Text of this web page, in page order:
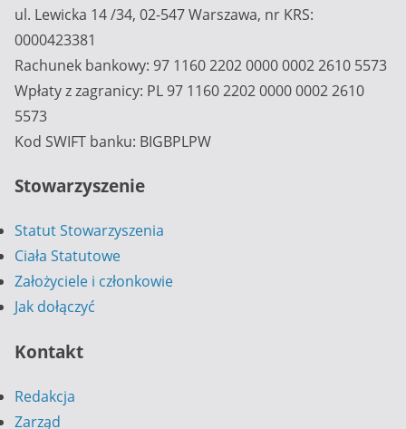
ul. Lewicka 14 /34, 02-547 Warszawa, nr KRS:
0000423381
Rachunek bankowy: 97 1160 2202 0000 0002 2610 5573
Wpłaty z zagranicy: PL 97 1160 2202 0000 0002 2610
5573
Kod SWIFT banku: BIGBPLPW
Stowarzyszenie
Statut Stowarzyszenia
Ciała Statutowe
Założyciele i członkowie
Jak dołączyć
Kontakt
Redakcja
Zarząd